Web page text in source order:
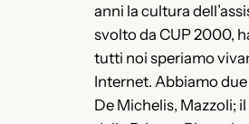
anni la cultura
svolto da CUP 2000,
tutti noi speriamo
Internet. Abbiamo due
De Michelis, Mazzoli;